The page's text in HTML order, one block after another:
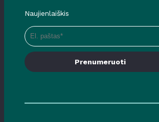
Naujienlaiškis
Prenumeruoti